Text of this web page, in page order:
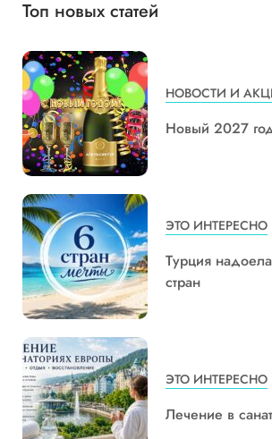
Топ новых статей
НОВОСТИ И
Новый 2027
ЭТО ИНТЕРЕСНО
Турция
стран
ЭТО ИНТЕРЕСНО
Лечение в